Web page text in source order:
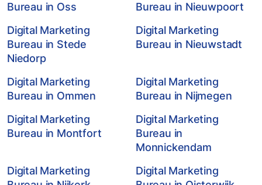
Bureau in Oss
Bureau in Nieuwpoort
Digital Marketing
Bureau in Stede
Niedorp
Digital Marketing
Bureau in Nieuwstadt
Digital Marketing
Bureau in Ommen
Digital Marketing
Bureau in Nijmegen
Digital Marketing
Bureau in Montfort
Digital Marketing
Bureau in
Monnickendam
Digital Marketing
Digital Marketing